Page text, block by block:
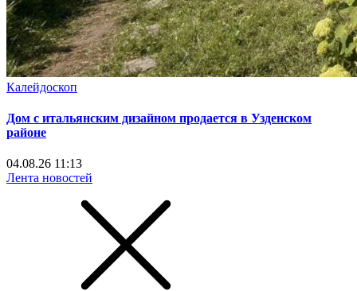
Калейдоскоп
Дом с итальянским дизайном продается в Узденском
районе
04.08.26 11:13
Лента новостей